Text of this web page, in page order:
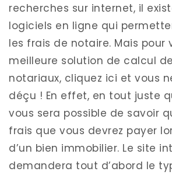
recherches sur internet, il
logiciels en ligne qui
les frais de notaire. Mais pour
meilleure solution de calcul
notariaux, cliquez ici et vous
déçu ! En effet, en tout juste
vous sera possible de savoir
frais que vous devrez payer
d’un bien immobilier. Le site
demandera tout d’abord le